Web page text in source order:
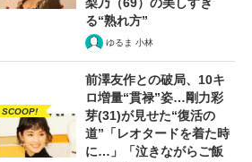
る“熟れ方”
ゆるま 小林
SCOOP!
前澤友作との破局、10キ
ロ増量“貫禄”姿…剛力彩
芽(31)が見せた“復活の
道”「レオタードを着た時
に…」「泣きながらご飯